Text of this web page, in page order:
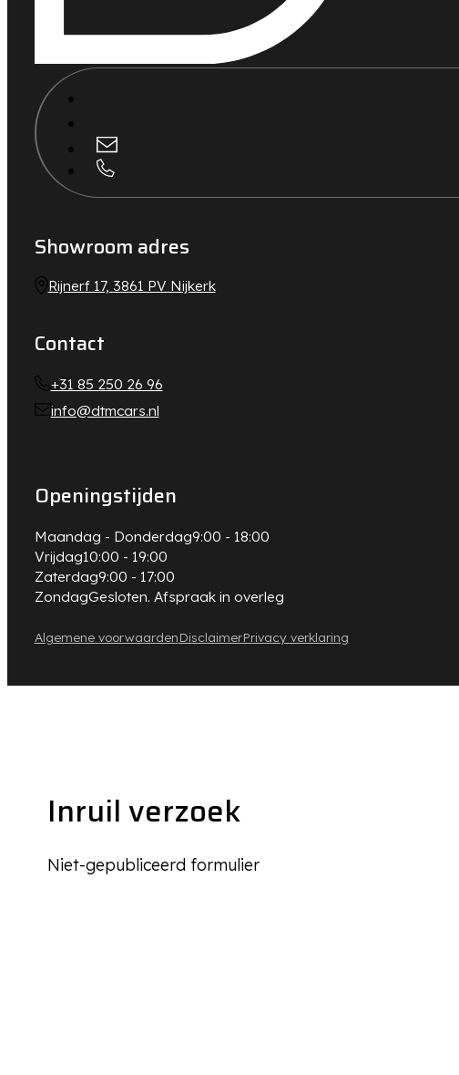
Showroom adres
Rijnerf 17, 3861 PV Nijkerk
Contact
+31 85 250 26 96
info@dtmcars.nl
Openingstijden
Maandag - Donderdag9:00 - 18:00
Vrijdag10:00 - 19:00
Zaterdag9:00 - 17:00
ZondagGesloten. Afspraak in overleg
Algemene voorwaardenDisclaimerPrivacy verklaring
Inruil verzoek
Niet-gepubliceerd formulier